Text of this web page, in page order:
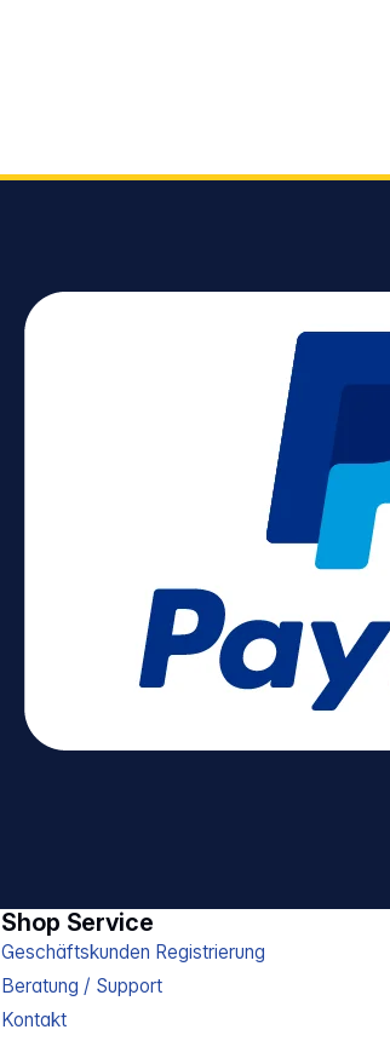
Shop Service
Geschäftskunden Registrierung
Beratung / Support
Kontakt